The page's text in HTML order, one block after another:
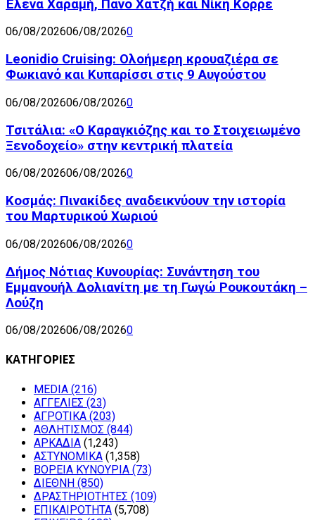
Έλενα Χαραμή, Πάνο Χατζή και Νίκη Κορρέ
06/08/202606/08/20260
Leonidio Cruising: Ολοήμερη κρουαζιέρα σε
Φωκιανό και Κυπαρίσσι στις 9 Αυγούστου
06/08/202606/08/20260
Τσιτάλια: «Ο Καραγκιόζης και το Στοιχειωμένο
Ξενοδοχείο» στην κεντρική πλατεία
06/08/202606/08/20260
Κοσμάς: Πινακίδες αναδεικνύουν την ιστορία
του Μαρτυρικού Χωριού
06/08/202606/08/20260
Δήμος Νότιας Κυνουρίας: Συνάντηση του
Εμμανουήλ Δολιανίτη με τη Γωγώ Ρουκουτάκη –
Λούζη
06/08/202606/08/20260
ΚΑΤΗΓΟΡΙΕΣ
MEDIA (216)
ΑΓΓΕΛΙΕΣ (23)
ΑΓΡΟΤΙΚΑ (203)
ΑΘΛΗΤΙΣΜΟΣ (844)
ΑΡΚΑΔΙΑ (1,243)
ΑΣΤΥΝΟΜΙΚΑ (1,358)
ΒΟΡΕΙΑ ΚΥΝΟΥΡΙΑ (73)
ΔΙΕΘΝΗ (850)
ΔΡΑΣΤΗΡΙΟΤΗΤΕΣ (109)
ΕΠΙΚΑΙΡΟΤΗΤΑ (5,708)